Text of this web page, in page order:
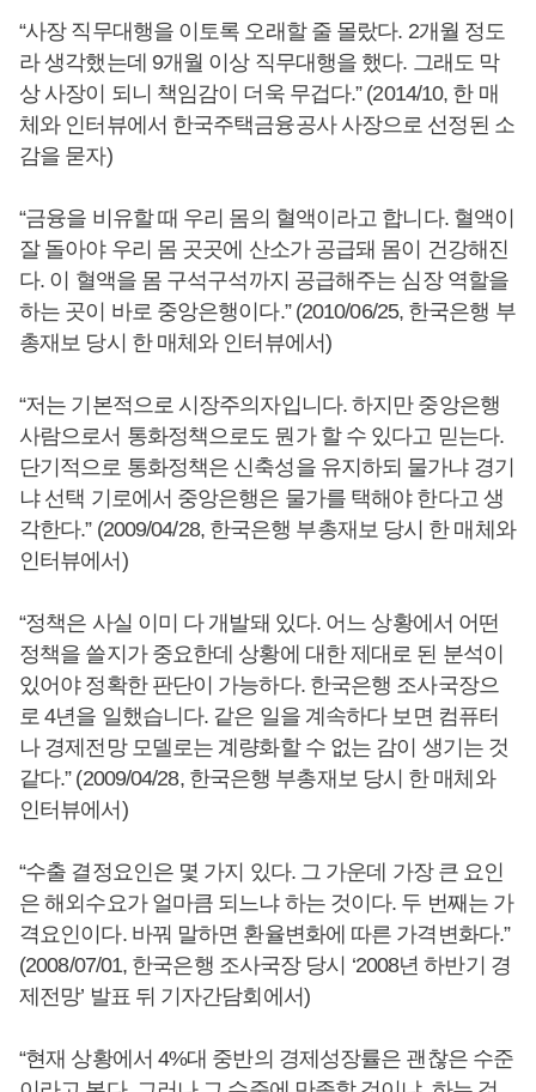
“사장 직무대행을 이토록 오래할 줄 몰랐다. 2개월 정도
라 생각했는데 9개월 이상 직무대행을 했다. 그래도 막
상 사장이 되니 책임감이 더욱 무겁다.” (2014/10, 한 매
체와 인터뷰에서 한국주택금융공사 사장으로 선정된 소
감을 묻자)
“금융을 비유할 때 우리 몸의 혈액이라고 합니다. 혈액이
잘 돌아야 우리 몸 곳곳에 산소가 공급돼 몸이 건강해진
다. 이 혈액을 몸 구석구석까지 공급해주는 심장 역할을
하는 곳이 바로 중앙은행이다.” (2010/06/25, 한국은행 부
총재보 당시 한 매체와 인터뷰에서)
“저는 기본적으로 시장주의자입니다. 하지만 중앙은행
사람으로서 통화정책으로도 뭔가 할 수 있다고 믿는다.
단기적으로 통화정책은 신축성을 유지하되 물가냐 경기
냐 선택 기로에서 중앙은행은 물가를 택해야 한다고 생
각한다.” (2009/04/28, 한국은행 부총재보 당시 한 매체와
인터뷰에서)
“정책은 사실 이미 다 개발돼 있다. 어느 상황에서 어떤
정책을 쓸지가 중요한데 상황에 대한 제대로 된 분석이
있어야 정확한 판단이 가능하다. 한국은행 조사국장으
로 4년을 일했습니다. 같은 일을 계속하다 보면 컴퓨터
나 경제전망 모델로는 계량화할 수 없는 감이 생기는 것
같다.” (2009/04/28, 한국은행 부총재보 당시 한 매체와
인터뷰에서)
“수출 결정요인은 몇 가지 있다. 그 가운데 가장 큰 요인
은 해외수요가 얼마큼 되느냐 하는 것이다. 두 번째는 가
격요인이다. 바꿔 말하면 환율변화에 따른 가격변화다.”
(2008/07/01, 한국은행 조사국장 당시 ‘2008년 하반기 경
제전망’ 발표 뒤 기자간담회에서)
“현재 상황에서 4%대 중반의 경제성장률은 괜찮은 수준